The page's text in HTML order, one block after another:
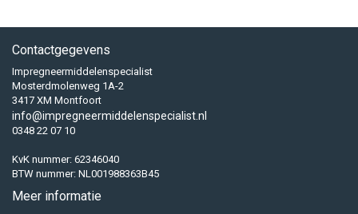
Contactgegevens
Impregneermiddelenspecialist
Mosterdmolenweg 1A-2
3417 XM Montfoort
info@impregneermiddelenspecialist.nl
0348 22 07 10
KvK nummer: 62346040
BTW nummer: NL001988363B45
Meer informatie